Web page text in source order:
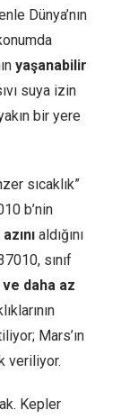
Dünya’nın
yaşanabilir
suya izin
bir yere
sıcaklık”
b’nin
aldığını
sınıf
daha az
Mars’ın
veriliyor.
Kepler